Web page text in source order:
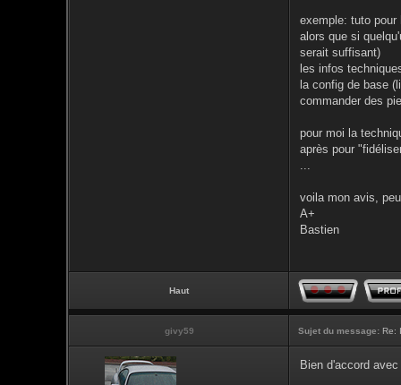
exemple: tuto pour
alors que si
serait suffisant)
les infos
la config de base
commander des
pour moi la
après pour
...
voila mon avis,
A+
Bastien
Haut
givy59 Sujet du message: Re:
Bien d'accord